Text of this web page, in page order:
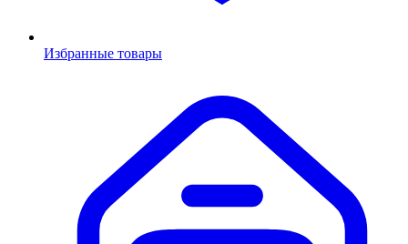
Избранные товары